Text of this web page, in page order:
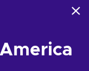
para a
com o uso
Você pode